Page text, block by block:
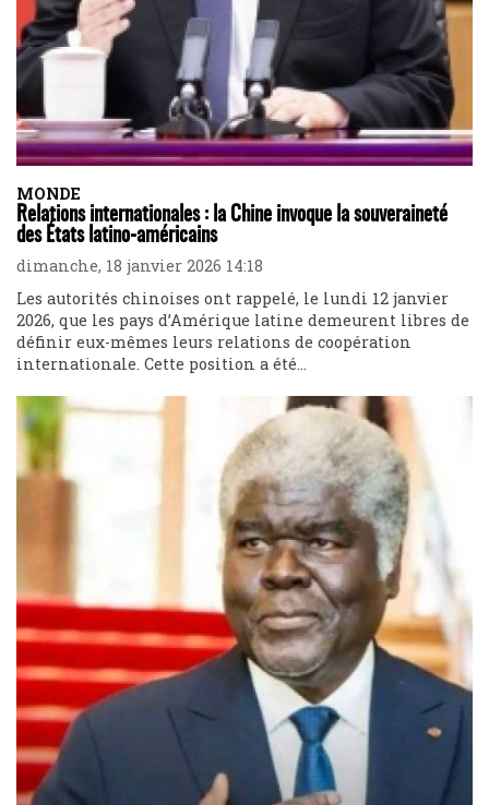
MONDE
Relations internationales : la Chine invoque la souveraineté
des États latino-américains
dimanche, 18 janvier 2026 14:18
Les autorités chinoises ont rappelé, le lundi 12 janvier
2026, que les pays d’Amérique latine demeurent libres de
définir eux-mêmes leurs relations de coopération
internationale. Cette position a été...